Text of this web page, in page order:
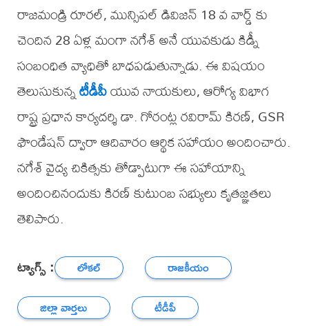
రాజమండ్రి రూరల్, మున్సిపల్ డివిజన్ 18 వ వార్డ్ కు
చెందిన 28 ఏళ్ల మంగా నగేశ్ అనే యువకుడు కిడ్నీ
సంబంధిత వ్యాధితో బాధపడుతున్నాడు. ఈ విషయం
తెలుసుకున్నటీడీపీయువ నాయకులు, ఆరోగ్య విభాగ
రాష్ట్ర ప్రధాన కార్యదర్శి డా. గోరంట్ల రవిరామ్ కిరణ్, GSR
ఫౌండేషన్ ద్వారా ఆదివారం ఆర్థిక సహాయం అందించారు.
నగేశ్ వైద్య చికిత్సకు తోడ్పాటుగా ఈ సహాయాన్ని
అందించినందుకు కిరణ్ కుటుంబ సభ్యులు కృతజ్ఞతలు
తెలిపారు.
ట్యాగ్స్ : లోకల్
రాజకీయం
జిల్లా వార్తలు
టీడీపీ